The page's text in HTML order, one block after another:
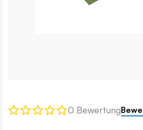
0 Bewertung